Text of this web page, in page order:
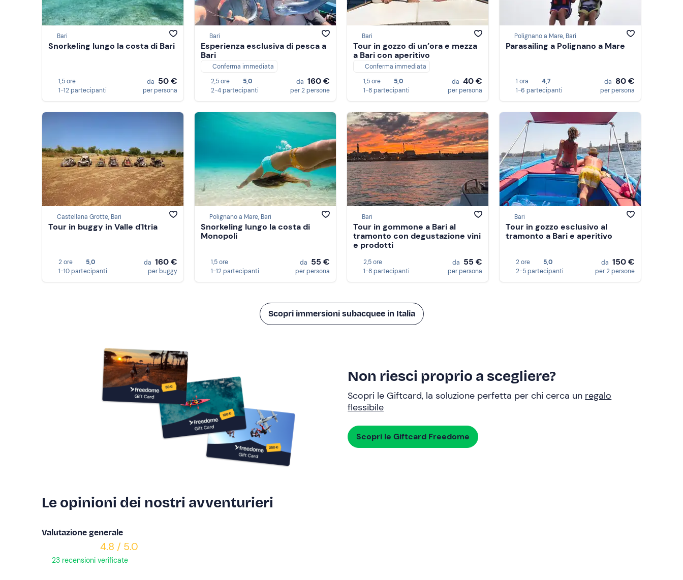
Bari
Snorkeling lungo la costa di Bari
1,5 ore
1-12 partecipanti
da 50 €
per persona
Bari
Esperienza esclusiva di pesca a
Bari
Conferma immediata
2,5 ore
5,0
2-4 partecipanti
da 160 €
per 2 persone
Bari
Tour in gozzo di un’ora e mezza
a Bari con aperitivo
Conferma immediata
1,5 ore
5,0
1-8 partecipanti
da 40 €
per persona
Polignano a Mare, Bari
Parasailing a Polignano a Mare
1 ora
4,7
1-6 partecipanti
da 80 €
per persona
Castellana Grotte, Bari
Tour in buggy in Valle d'Itria
2 ore
5,0
1-10 partecipanti
da 160 €
per buggy
Polignano a Mare, Bari
Snorkeling lungo la costa di
Monopoli
1,5 ore
1-12 partecipanti
da 55 €
per persona
Bari
Tour in gommone a Bari al
tramonto con degustazione vini
e prodotti
2,5 ore
1-8 partecipanti
da 55 €
per persona
Bari
Tour in gozzo esclusivo al
tramonto a Bari e aperitivo
2 ore
5,0
2-5 partecipanti
da 150 €
per 2 persone
Scopri immersioni subacquee in Italia
Non riesci proprio a scegliere?
Scopri le Giftcard, la soluzione perfetta per chi cerca un regalo
flessibile
Scopri le Giftcard Freedome
Le opinioni dei nostri avventurieri
Valutazione generale
4.8 / 5.0
23 recensioni verificate